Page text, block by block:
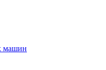
машин